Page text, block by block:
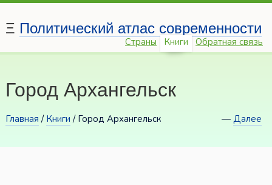
Ξ Политический атлас современности
Страны Книги Обратная связь
Город Архангельск
Главная / —Далее
Книги / Город Архангельск